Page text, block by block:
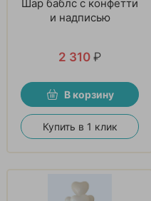
Шар баблс с конфетти
и надписью
2 310 ₽
В корзину
Купить в 1 клик